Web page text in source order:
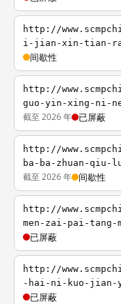
http://
i-jian-xin-tian-
间歇性
http://
guo-yin-xing-ni-
截至 2026 年 已屏蔽
http://
ba-ba-zhuan-qiu-
截至 2026 年 间歇性
http://
men-zai-pai-tang-
已屏蔽
http://
-hai-ni-kuo-jian-
已屏蔽